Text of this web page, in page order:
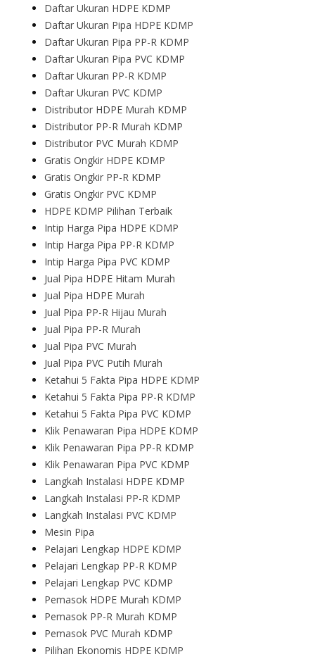
Daftar Ukuran HDPE KDMP
Daftar Ukuran Pipa HDPE KDMP
Daftar Ukuran Pipa PP-R KDMP
Daftar Ukuran Pipa PVC KDMP
Daftar Ukuran PP-R KDMP
Daftar Ukuran PVC KDMP
Distributor HDPE Murah KDMP
Distributor PP-R Murah KDMP
Distributor PVC Murah KDMP
Gratis Ongkir HDPE KDMP
Gratis Ongkir PP-R KDMP
Gratis Ongkir PVC KDMP
HDPE KDMP Pilihan Terbaik
Intip Harga Pipa HDPE KDMP
Intip Harga Pipa PP-R KDMP
Intip Harga Pipa PVC KDMP
Jual Pipa HDPE Hitam Murah
Jual Pipa HDPE Murah
Jual Pipa PP-R Hijau Murah
Jual Pipa PP-R Murah
Jual Pipa PVC Murah
Jual Pipa PVC Putih Murah
Ketahui 5 Fakta Pipa HDPE KDMP
Ketahui 5 Fakta Pipa PP-R KDMP
Ketahui 5 Fakta Pipa PVC KDMP
Klik Penawaran Pipa HDPE KDMP
Klik Penawaran Pipa PP-R KDMP
Klik Penawaran Pipa PVC KDMP
Langkah Instalasi HDPE KDMP
Langkah Instalasi PP-R KDMP
Langkah Instalasi PVC KDMP
Mesin Pipa
Pelajari Lengkap HDPE KDMP
Pelajari Lengkap PP-R KDMP
Pelajari Lengkap PVC KDMP
Pemasok HDPE Murah KDMP
Pemasok PP-R Murah KDMP
Pemasok PVC Murah KDMP
Pilihan Ekonomis HDPE KDMP